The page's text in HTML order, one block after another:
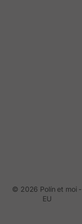
© 2026 Polín et moi -
EU